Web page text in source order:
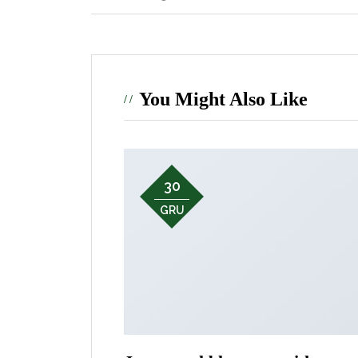
You Might Also Like
30
GRU